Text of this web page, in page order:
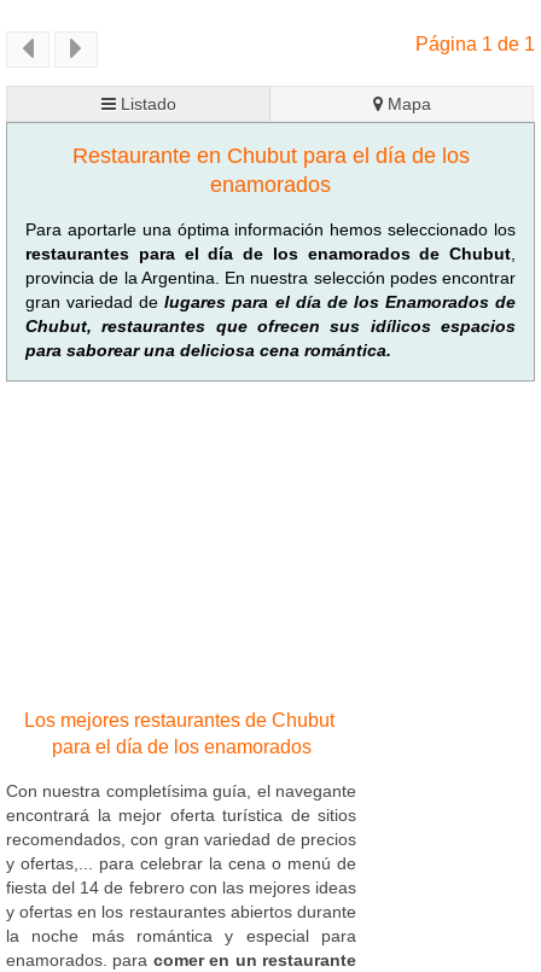
Página 1 de 1
Listado Mapa
Restaurante en Chubut para el día de los
enamorados
Para aportarle una óptima información hemos seleccionado los
restaurantes para el día de los enamorados de Chubut
provincia de la Argentina. En nuestra selección podes encontrar
gran variedad delugares para el día de los Enamorados de
Chubut, restaurantes que ofrecen sus idílicos espacios
para saborear una deliciosa cena romántica.
Los mejores restaurantes de Chubut
para el día de los enamorados
Con nuestra completísima guía, el navegante
encontrará la mejor oferta turística de sitios
recomendados, con gran variedad de precios
y ofertas,... para celebrar la cena o menú de
fiesta del 14 de febrero con las mejores ideas
y ofertas en los restaurantes abiertos durante
la noche más romántica y especial para
enamorados. para comer en un restaurante